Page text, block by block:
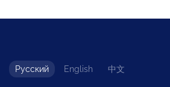
Русский English 中文